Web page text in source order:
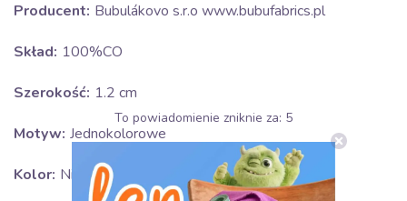
Producent: Bubulákovo s.r.o www.bubufabrics.pl
Skład: 100%CO
Szerokość: 1.2 cm
Motyw: Jednokolorowe
Kolor: Niebieski
To powiadomienie zniknie za: 5